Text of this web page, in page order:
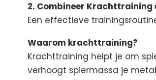
2. Combineer Krachttraining
Een effectieve
Waarom krachttraining?
Krachttraining helpt je om
verhoogt spiermassa je